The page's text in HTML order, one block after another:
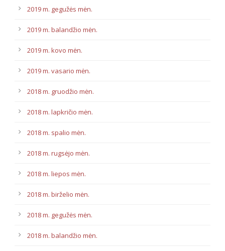
2019 m. gegužės mėn.
2019 m. balandžio mėn.
2019 m. kovo mėn.
2019 m. vasario mėn.
2018 m. gruodžio mėn.
2018 m. lapkričio mėn.
2018 m. spalio mėn.
2018 m. rugsėjo mėn.
2018 m. liepos mėn.
2018 m. birželio mėn.
2018 m. gegužės mėn.
2018 m. balandžio mėn.